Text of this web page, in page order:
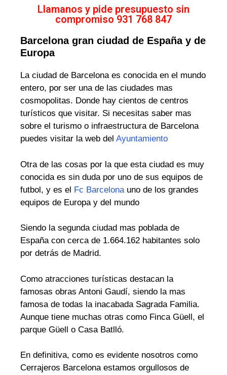
Llamanos y pide presupuesto sin
compromiso 931 768 847
Barcelona gran ciudad de España y de
Europa
La ciudad de Barcelona es conocida en el mundo
entero, por ser una de las ciudades mas
cosmopolitas. Donde hay cientos de centros
turísticos que visitar. Si necesitas saber mas
sobre el turismo o infraestructura de Barcelona
puedes visitar la web del Ayuntamiento
Otra de las cosas por la que esta ciudad es muy
conocida es sin duda por uno de sus equipos de
futbol, y es el Fc Barcelonauno de los grandes
equipos de Europa y del mundo
Siendo la segunda ciudad mas poblada de
España con cerca de 1.664.162 habitantes solo
por detrás de Madrid.
Como atracciones turísticas destacan la
famosas obras Antoni Gaudí, siendo la mas
famosa de todas la inacabada Sagrada Familia.
Aunque tiene muchas otras como Finca Güell, el
parque Güell o Casa Batlló.
En definitiva, como es evidente nosotros como
Cerrajeros Barcelona estamos orgullosos de